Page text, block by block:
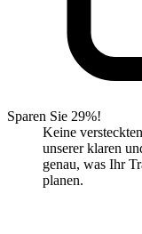
Sparen Sie 29%!
Keine
unserer klaren
genau, was Ihr
planen.